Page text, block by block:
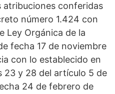
atribuciones conferidas
número 1.424 con
Ley Orgánica de la
fecha 17 de noviembre
con lo establecido en
23 y 28 del artículo 5 de
24 de febrero de